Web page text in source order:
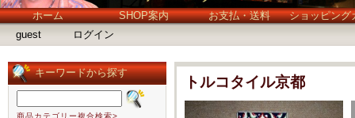
ホーム SHOP案内 お支払・送料
ショッピング
guest
ログイン
キーワードから探す
商品カテゴリー複合検索>
トルコタイル京都